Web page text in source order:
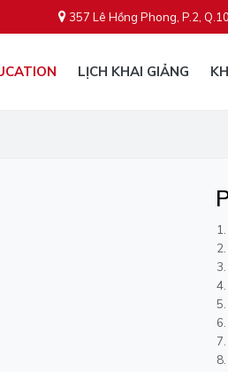
357 Lê Hồng Phong, P.2,
LỊCH KHAI GIẢNG